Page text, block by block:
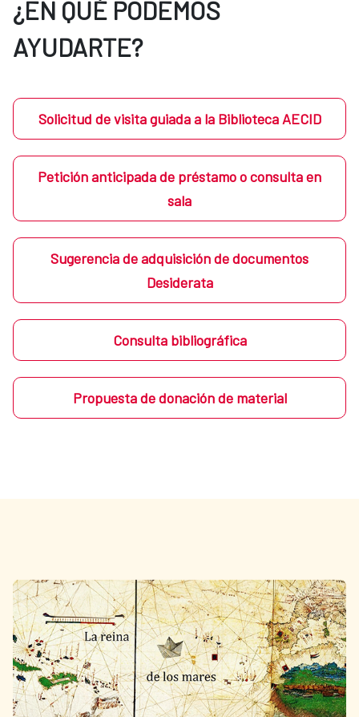
¿EN QUÉ PODEMOS
AYUDARTE?
Solicitud de visita guiada a la Biblioteca AECID
Petición anticipada de préstamo o consulta en
sala
Sugerencia de adquisición de documentos
Desiderata
Consulta bibliográfica
Propuesta de donación de material